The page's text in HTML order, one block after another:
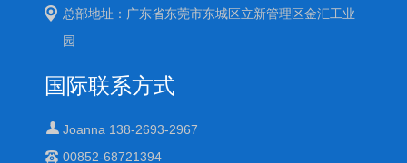
总部地址：广东省东莞市东城区立新管理区金汇工业
园
国际联系方式
Joanna 138-2693-2967
00852-68721394